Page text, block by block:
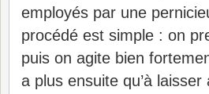
employés par une
procédé est simple : on
puis on agite bien
a plus ensuite qu’à